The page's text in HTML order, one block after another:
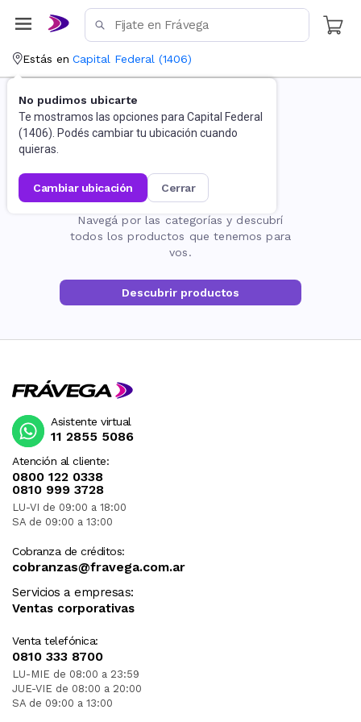
Estás en Capital Federal (1406)
No pudimos ubicarte
Te mostramos las opciones para Capital Federal
(1406). Podés cambiar tu ubicación cuando
quieras.
cambiar ubicación cerrar
La página no existe
Navegá por las categorías y descubrí
todos los productos que tenemos para
vos.
Descubrir productos
Atención al cliente:
0800 122 0338
0810 999 3728
LU-VI de 09:00 a 18:00
SA de 09:00 a 13:00
Cobranza de créditos:
cobranzas@fravega.com.ar
Servicios a empresas:
Ventas corporativas
Venta telefónica:
0810 333 8700
LU-MIE de 08:00 a 23:59
JUE-VIE de 08:00 a 20:00
SA de 09:00 a 13:00
Asistente virtual
11 2855 5086